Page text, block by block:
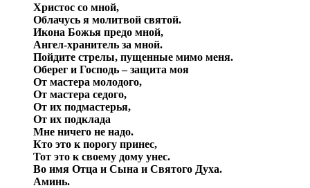
Христос со мной,
Облачусь я молитвой святой.
Икона Божья предо мной,
Ангел-хранитель за мной.
Пойдите стрелы, пущенные мимо меня.
Оберег и Господь – защита моя
От мастера молодого,
От мастера седого,
От их подмастерья,
От их подклада
Мне ничего не надо.
Кто это к порогу принес,
Тот это к своему дому унес.
Во имя Отца и Сына и Святого Духа.
Аминь.